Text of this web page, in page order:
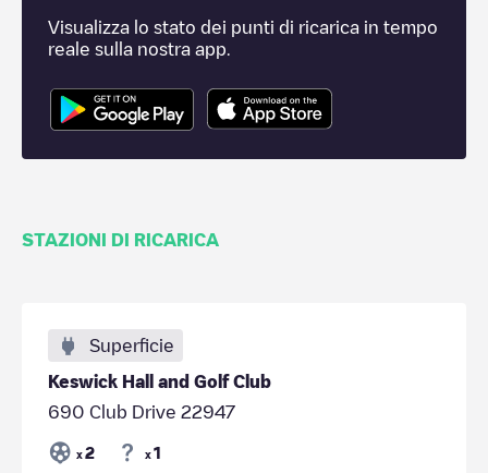
Visualizza lo stato dei punti di ricarica in tempo
reale sulla nostra app.
STAZIONI DI RICARICA
Superficie
Keswick Hall and Golf Club
690 Club Drive 22947
x 2 x 1